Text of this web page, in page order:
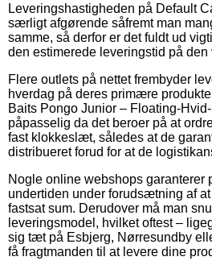
Leveringshastigheden på Default
særligt afgørende såfremt man
samme, så derfor er det fuldt ud
den estimerede leveringstid på den
Flere outlets på nettet frembyder
hverdag på deres primære
Baits Pongo Junior – Floating-
påpasselig da det beroer på at
fast klokkeslæt, således at de
distribueret forud for at de
Nogle online webshops garanterer
undertiden under forudsætning af
fastsat sum. Derudover må man
leveringsmodel, hvilket oftest –
sig tæt på Esbjerg, Nørresundby
få fragtmanden til at levere dine